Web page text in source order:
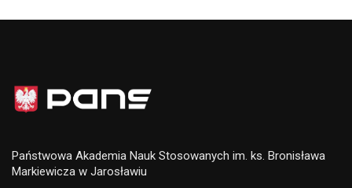
Państwowa Akademia Nauk Stosowanych im. ks. Bronisława
Markiewicza w Jarosławiu